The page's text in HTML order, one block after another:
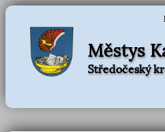
Městys
Středočeský